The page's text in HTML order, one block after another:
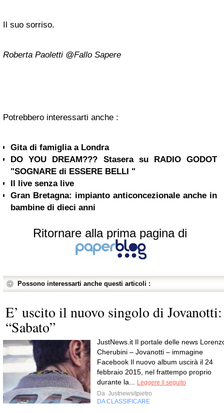
Il suo sorriso.
Roberta Paoletti @Fallo Sapere
Potrebbero interessarti anche :
Gita di famiglia a Londra
DO YOU DREAM??? Stasera su RADIO GODOT
"SOGNARE di ESSERE BELLI "
Il live senza live
Gran Bretagna: impianto anticoncezionale anche in
bambine di dieci anni
Ritornare alla prima pagina di
Possono interessarti anche questi articoli :
E’ uscito il nuovo singolo di Jovanotti:
“Sabato”
JustNews.it Il portale delle news
Cherubini – Jovanotti – immagine
Facebook Il nuovo album uscirà il 24
febbraio 2015, nel frattempo proprio
durante la...
Leggere il seguito
Da Justnewsitpietro
DA CLASSIFICARE